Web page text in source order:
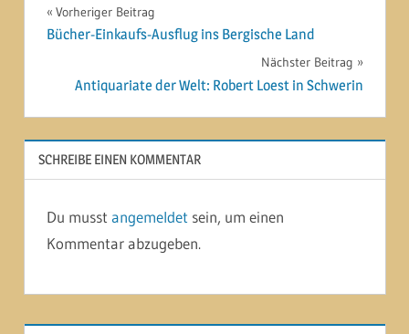
Beitragsnavigation
Vorheriger Beitrag
Bücher-Einkaufs-Ausflug ins Bergische Land
Nächster Beitrag
Antiquariate der Welt: Robert Loest in Schwerin
SCHREIBE EINEN KOMMENTAR
Du musst angemeldet sein, um einen
Kommentar abzugeben.